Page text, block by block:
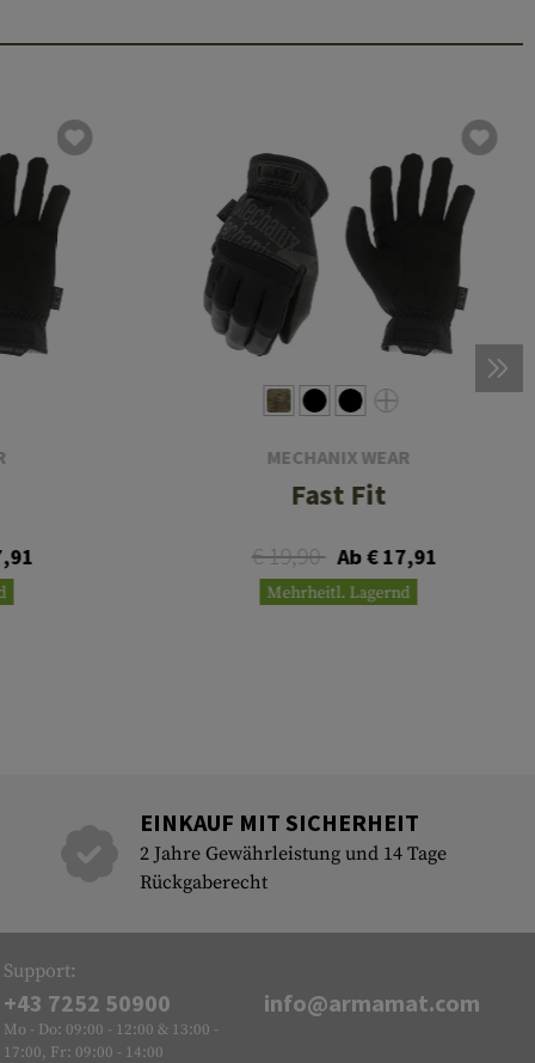
MECHANIX WEAR
Fast Fit
€ 19,90 Ab € 17,91
Mehrheitl. Lagernd
EINKAUF MIT SICHERHEIT
2 Jahre Gewährleistung und 14 Tage
Rückgaberecht
Support:
+43 7252 50900
Mo - Do: 09:00 - 12:00 & 13:00 -
17:00, Fr: 09:00 - 14:00
info@armamat.com